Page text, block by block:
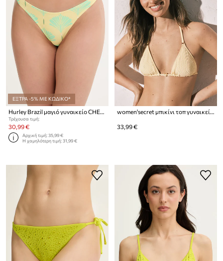
ΕΞΤΡΑ -5% ΜΕ ΚΩΔΙΚΟ*
Τρέχουσα τιμή:
30,99 €
Αρχική τιμή:35,99 €
Η χαμηλότερη τιμή:31,99 €
33,99 €